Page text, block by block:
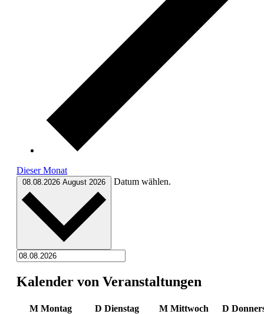
Dieser Monat
08.08.2026 August 2026 Datum wählen.
Kalender von Veranstaltungen
M Montag D Dienstag M Mittwoch D